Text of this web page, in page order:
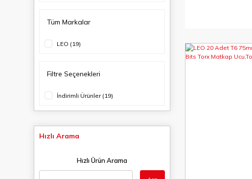
Tüm Markalar
LEO (19)
Filtre Seçenekleri
İndirimli Ürünler (19)
Hızlı Arama
Hızlı Ürün Arama